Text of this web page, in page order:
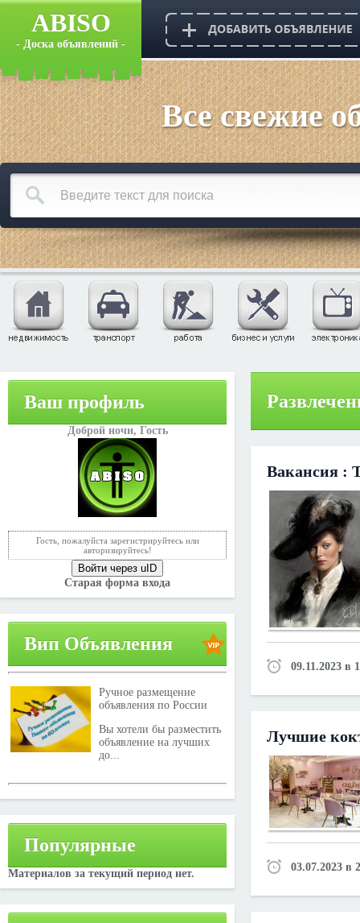
ABISO
- Доска объявлений -
Все свежие
Ваш профиль
Доброй ночи, Гость
Гость, пожалуйста зарегистрируйтесь или
авторизируйтесь!
Войти через uID
Старая форма входа
Вип Объявления
Ручное размещение
объявления по России
Вы хотели бы разместить
объявление на лучших
до...
Популярные
Материалов за текущий период нет.
Вакансия :
09.11.2023 в
Лучшие
03.07.2023 в